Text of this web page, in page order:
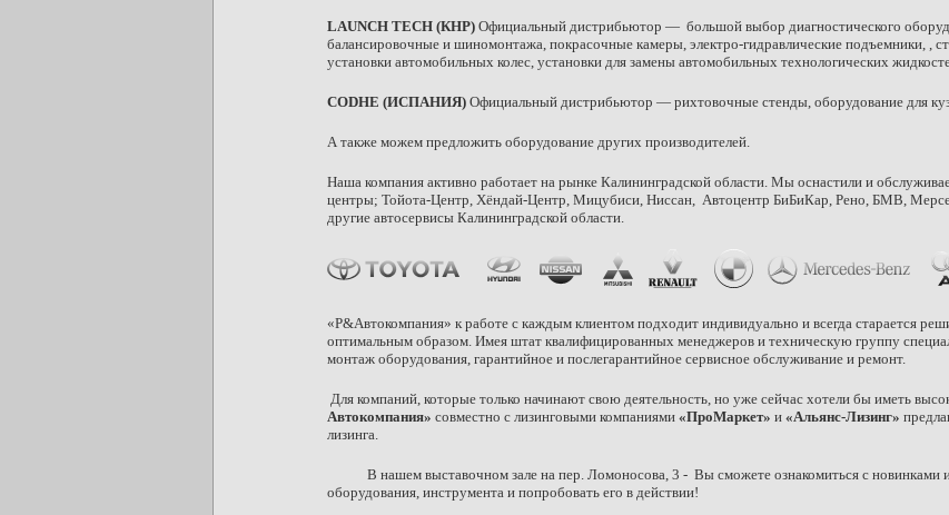
LAUNCH TECH (КНР) Официальный дистрибьютор — большой выбор диагностического
балансировочные и шиномонтажа, покрасочные камеры, электро-гидравлические подъемники, ,
установки автомобильных колес, установки для замены автомобильных технологических
CODHE (ИСПАНИЯ) Официальный дистрибьютор — рихтовочные стенды, оборудование для
А также можем предложить оборудование других производителей.
Наша компания активно работает на рынке Калининградской области. Мы оснастили и
центры; Тойота-Центр, Хёндай-Центр, Мицубиси, Ниссан, Автоцентр БиБиКар, Рено, БМВ,
другие автосервисы Калининградской области.
«Р&Автокомпания» к работе с каждым клиентом подходит индивидуально и всегда старается
оптимальным образом. Имея штат квалифицированных менеджеров и техническую группу
монтаж оборудования, гарантийное и послегарантийное сервисное обслуживание и ремонт.
Для компаний, которые только начинают свою деятельность, но уже сейчас хотели бы иметь
Автокомпания» совместно с лизинговыми компаниями «ПроМаркет» и «Альянс-Лизинг»
лизинга.
В нашем выставочном зале на пер. Ломоносова, 3 - Вы сможете ознакомиться с новинками и
оборудования, инструмента и попробовать его в действии!